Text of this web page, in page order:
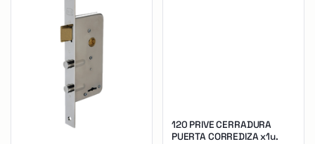
120 PRIVE CERRADURA
PUERTA CORREDIZA x1u.